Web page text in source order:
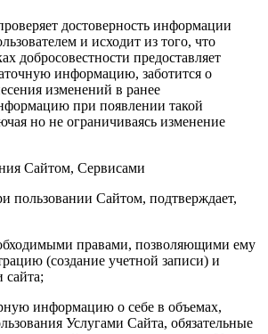
достоверность информации
и исходит из того, что
добросовестности предоставляет
информацию, заботится о
изменений в ранее
при появлении такой
но не ограничиваясь изменение
Сайтом, Сервисами
пользовании Сайтом, подтверждает,
правами, позволяющими ему
(создание учетной записи) и
сайта;
информацию о себе в объемах,
Услугами Сайта, обязательные